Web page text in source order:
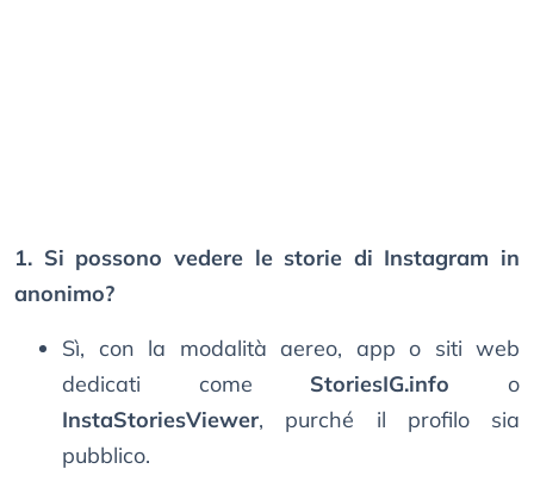
1. Si possono vedere le storie di Instagram in
anonimo?
Sì, con la modalità aereo, app o siti web
dedicati come StoriesIG.info o
InstaStoriesViewer, purché il profilo sia
pubblico.